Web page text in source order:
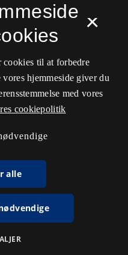
×
cookies til at forbedre
hjemmeside giver du
med vores
cookiepolitik
alle